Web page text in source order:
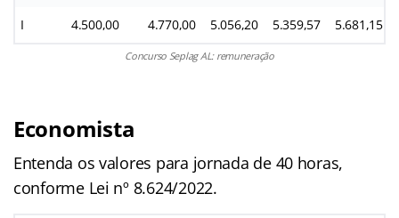
I 4.500,00 4.770,00 5.056,20 5.359,57 5.681,15
Concurso Seplag AL: remuneração
Economista
Entenda os valores para jornada de 40 horas,
conforme Lei nº 8.624/2022.